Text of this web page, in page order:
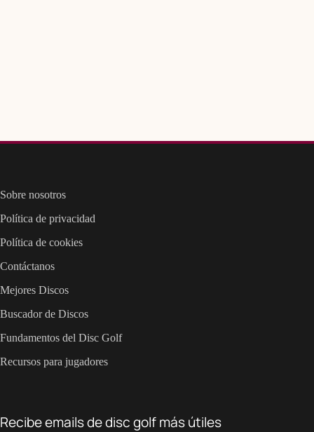
Sobre nosotros
Política de privacidad
Política de cookies
Contáctanos
Mejores Discos
Buscador de Discos
Fundamentos del Disc Golf
Recursos para jugadores
Recibe emails de disc golf más útiles